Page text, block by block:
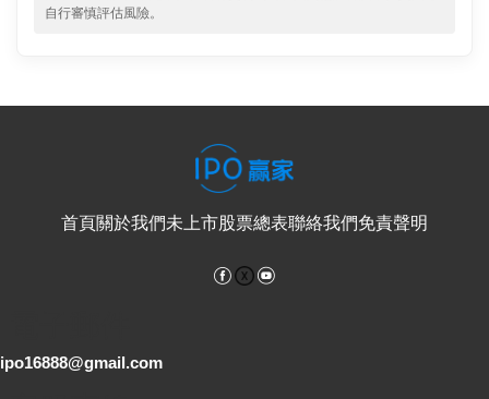
自行審慎評估風險。
首頁關於我們未上市股票總表聯絡我們免責聲明
Facebook
ipo16888@gmail.com